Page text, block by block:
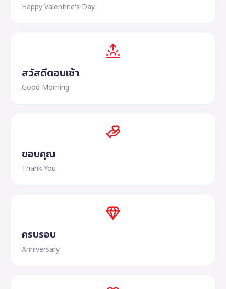
Happy Valentine's Day
สวัสดีตอนเช้า
Good Morning
ขอบคุณ
Thank You
ครบรอบ
Anniversary